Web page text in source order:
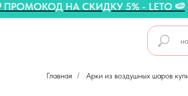
🍉 🍉 ПРОМОКОД НА СКИДКУ 5% -
Главная / Арки из воздушных шаров